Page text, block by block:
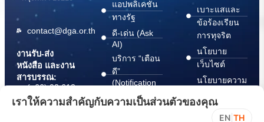
contact@dga.or.th
งานรับ-ส่ง
หนังสือ และงาน
สารบรรณ:
(+66) 02 612
6000
saraban@dga.or.th
แอปพลิเคชัน
ทางรัฐ
ดี-เด่น (Ask
AI)
บริการ “เตือน
ดี”
(Notification
บริการ
เบาะแสและ
ข้อร้องเรียน
การทุจริต
นโยบาย
เว็บไซต์
นโยบายความ
ปลอดภัย
สารสนเทศ
เราให้ความสำคัญกับความเป็นส่วนตัวของคุณ
EN TH